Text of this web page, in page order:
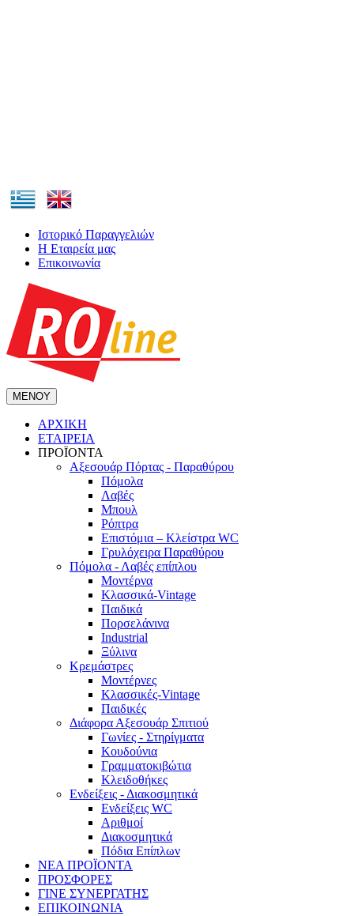
Ιστορικό Παραγγελιών
Η Εταιρεία μας
Επικοινωνία
ΜΕΝΟΥ
ΑΡΧΙΚΗ
ΕΤΑΙΡΕΙΑ
ΠΡΟΪΟΝΤΑ
Αξεσουάρ Πόρτας - Παραθύρου
Πόμολα
Λαβές
Μπουλ
Ρόπτρα
Επιστόμια – Κλείστρα WC
Γρυλόχειρα Παραθύρου
Πόμολα - Λαβές επίπλου
Μοντέρνα
Κλασσικά-Vintage
Παιδικά
Πορσελάνινα
Industrial
Ξύλινα
Κρεμάστρες
Μοντέρνες
Κλασσικές-Vintage
Παιδικές
Διάφορα Αξεσουάρ Σπιτιού
Γωνίες - Στηρίγματα
Κουδούνια
Γραμματοκιβώτια
Κλειδοθήκες
Ενδείξεις - Διακοσμητικά
Ενδείξεις WC
Αριθμοί
Διακοσμητικά
Πόδια Επίπλων
ΝΕΑ ΠΡΟΪΟΝΤΑ
ΠΡΟΣΦΟΡΕΣ
ΓΙΝΕ ΣΥΝΕΡΓΑΤΗΣ
ΕΠΙΚΟΙΝΩΝΙΑ